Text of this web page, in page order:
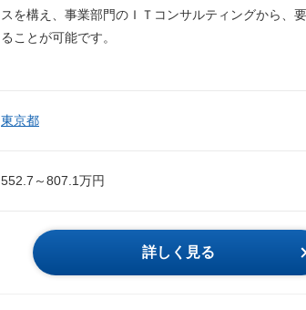
スを構え、事業部門のＩＴコンサルティングから、
ることが可能です。
東京都
552.7～807.1万円
詳しく見る